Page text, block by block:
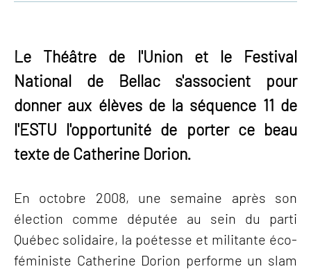
Le Théâtre de l'Union et le Festival
National de Bellac s'associent pour
donner aux élèves de la séquence 11 de
l'ESTU l'opportunité de porter ce beau
texte de Catherine Dorion.
En octobre 2008, une semaine après son
élection comme députée au sein du parti
Québec solidaire, la poétesse et militante éco-
féministe Catherine Dorion performe un slam